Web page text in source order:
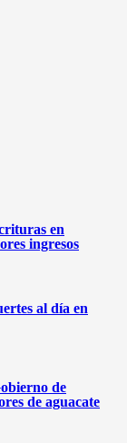
en
ingresos
al día en
de
de aguacate